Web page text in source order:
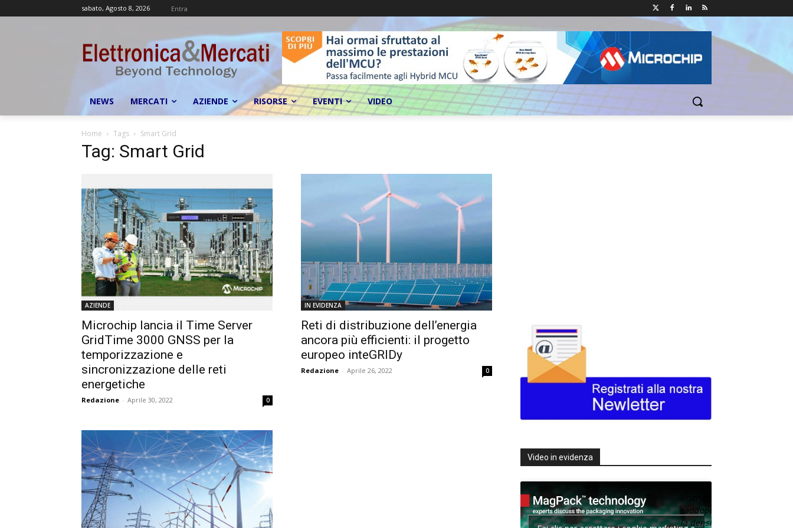
sabato, Agosto 8, 2026 Entra
NEWS MERCATI AZIENDE RISORSE EVENTI VIDEO
Home Tags Smart Grid
Tag: Smart Grid
AZIENDE
Microchip lancia il Time Server
GridTime 3000 GNSS per la
temporizzazione e
sincronizzazione delle reti
energetiche
Redazione - Aprile 30, 2022 0
IN EVIDENZA
Reti di distribuzione dell’energia
ancora più efficienti: il progetto
europeo inteGRIDy
Redazione - Aprile 26, 2022 0
Video in evidenza
Texas
raddoppia
la densità